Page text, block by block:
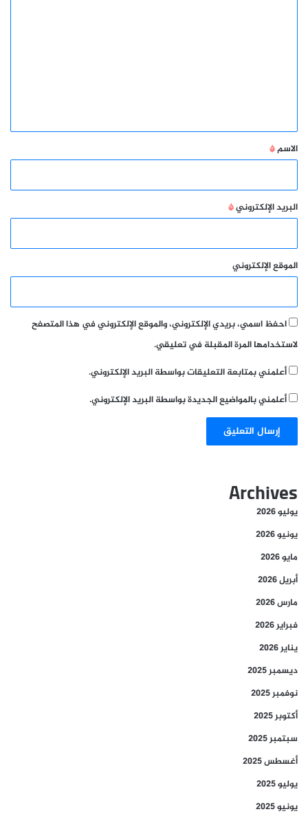
*
الاسم*
البريد الإلكتروني*
الموقع الإلكتروني
احفظ اسمي، بريدي الإلكتروني، والموقع الإلكتروني في هذا المتصفح
لاستخدامها المرة المقبلة في تعليقي.
أعلمني بمتابعة التعليقات بواسطة البريد الإلكتروني.
أعلمني بالمواضيع الجديدة بواسطة البريد الإلكتروني.
Archives
يوليو 2026
يونيو 2026
مايو 2026
أبريل 2026
مارس 2026
فبراير 2026
يناير 2026
ديسمبر 2025
نوفمبر 2025
أكتوبر 2025
سبتمبر 2025
أغسطس 2025
يوليو 2025
يونيو 2025